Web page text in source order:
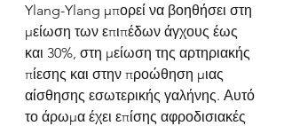
Ylang-Ylang μπορεί να βοηθήσει στη
μείωση των επιπέδων άγχους έως
και 30%, στη μείωση της αρτηριακής
πίεσης και στην προώθηση μιας
αίσθησης εσωτερικής γαλήνης. Αυτό
το άρωμα έχει επίσης αφροδισιακές